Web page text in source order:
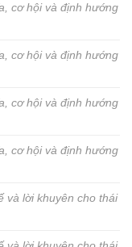
cơ hội và định hướng
cơ hội và định hướng
cơ hội và định hướng
cơ hội và định hướng
và lời khuyên cho thái